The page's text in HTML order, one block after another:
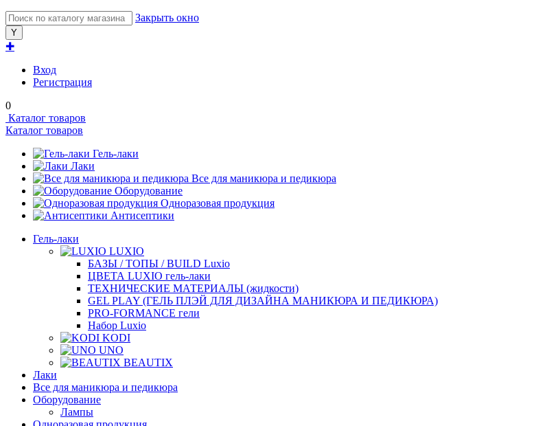
Закрыть окно
✚
Вход
Регистрация
0
Каталог товаров
Каталог товаров
Гель-лаки
Лаки
Все для маникюра и педикюра
Оборудование
Одноразовая продукция
Антисептики
Гель-лаки
LUXIO
БАЗЫ / ТОПЫ / BUILD Luxio
ЦВЕТА LUXIO гель-лаки
ТЕХНИЧЕСКИЕ МАТЕРИАЛЫ (жидкости)
GEL PLAY (ГЕЛЬ ПЛЭЙ ДЛЯ ДИЗАЙНА МАНИКЮРА И ПЕДИКЮРА)
PRO-FORMANCE гели
Набор Luxio
KODI
UNO
BEAUTIX
Лаки
Все для маникюра и педикюра
Оборудование
Лампы